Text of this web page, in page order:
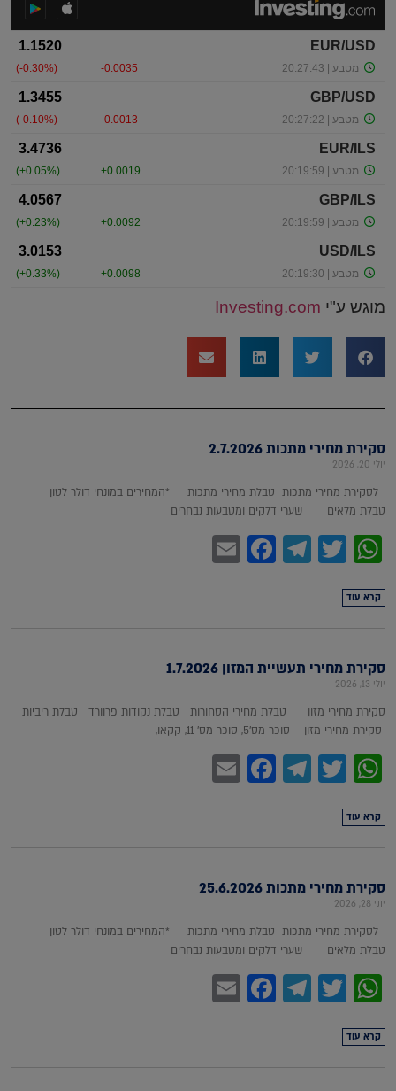
מוגש ע"י Investing.com
סקירת מחירי מתכות 2.7.2026
יולי 20, 2026
לסקירת מחירי מתכות טבלת מחירי מתכות *המחירים במונחי דולר לטון
טבלת מלאים שערי דלקים ומטבעות נבחרים
WhatsApp
Twitter
Telegram
Facebook
קרא עוד
סקירת מחירי תעשיית המזון 1.7.2026
יולי 13, 2026
סקירת מחירי מזון טבלת מחירי הסחורות טבלת נקודות פרוורד טבלת ריביות
סקירת מחירי מזון סוכר מס'5, סוכר מס' 11, קקאו,
WhatsApp
Twitter
Telegram
Facebook
קרא עוד
סקירת מחירי מתכות 25.6.2026
יוני 28, 2026
לסקירת מחירי מתכות טבלת מחירי מתכות *המחירים במונחי דולר לטון
טבלת מלאים שערי דלקים ומטבעות נבחרים
WhatsApp
Twitter
Telegram
Facebook
קרא עוד